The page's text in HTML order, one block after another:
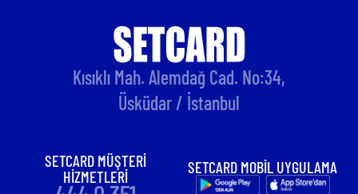
Kısıklı Mah. Alemdağ Cad. No:34,
Üsküdar / İstanbul
SETCARD MÜŞTERİ
HİZMETLERİ
SETCARD MOBİL UYGULAMA